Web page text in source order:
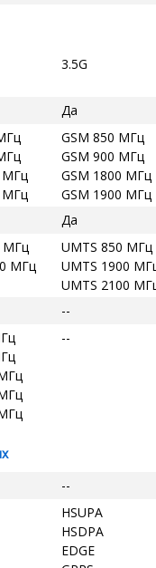
3.5G
Да
МГц
МГц
GSM 850 МГц
GSM 900 МГц
GSM 1800 МГц
GSM 1900 МГц
Да
МГц
МГц
UMTS 850 МГц
UMTS 1900
UMTS 2100
--
--
--
HSUPA
HSDPA
EDGE